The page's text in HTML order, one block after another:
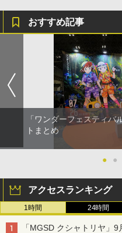
おすすめ記事
「ワンダーフェスティ
トまとめ
● ●
アクセスランキング
1時間 24時間
「MGSD クシャトリヤ」